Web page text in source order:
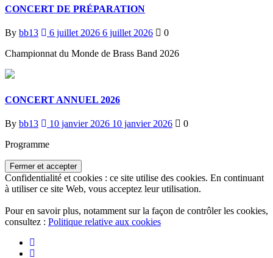
CONCERT DE PRÉPARATION
By bb13 6 juillet 2026 6 juillet 2026
0
Championnat du Monde de Brass Band 2026
CONCERT ANNUEL 2026
By bb13 10 janvier 2026 10 janvier 2026
0
Programme
Confidentialité et cookies : ce site utilise des cookies. En continuant
à utiliser ce site Web, vous acceptez leur utilisation.
Pour en savoir plus, notamment sur la façon de contrôler les cookies,
consultez : Politique relative aux cookies